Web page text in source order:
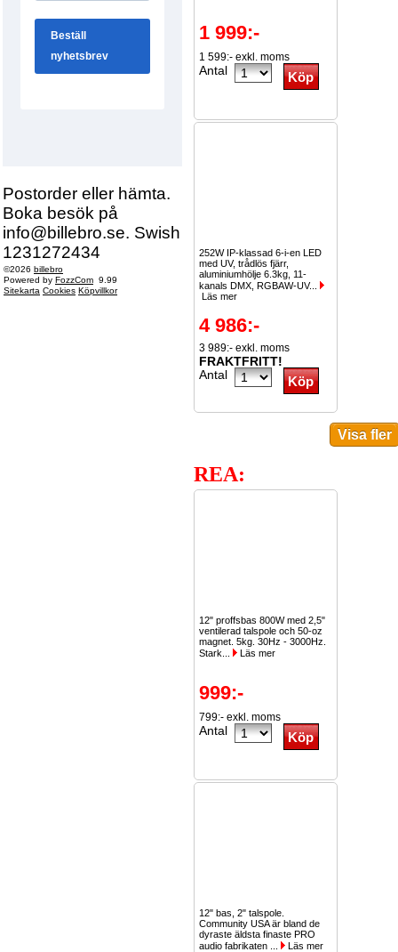
Postorder eller hämta.
Boka besök på
info@billebro.se. Swish
1231272434
©2026 billebro
Powered by FozzCom 9.99
Sitekarta Cookies Köpvillkor
1 999:-
1 599:- exkl. moms
Antal
252W IP-klassad 6-i-en LED
med UV, trådlös fjärr,
aluminiumhölje 6.3kg, 11-
kanals DMX, RGBAW-UV...
Läs mer
4 986:-
3 989:- exkl. moms
FRAKTFRITT!
Antal
REA:
12" proffsbas 800W med 2,5"
ventilerad talspole och 50-oz
magnet. 5kg. 30Hz - 3000Hz.
Stark...
Läs mer
999:-
799:- exkl. moms
Antal
12" bas, 2" talspole.
Community USA är bland de
dyraste äldsta finaste PRO
audio fabrikaten ...
Läs mer